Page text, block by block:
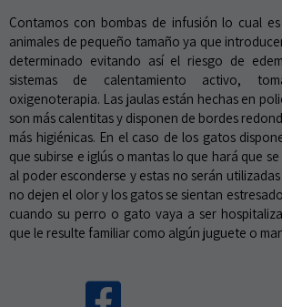
Contamos con bombas de infusión lo cual
animales de pequeño tamaño ya que
determinado evitando así el riesgo de
sistemas de calentamiento activo,
oxigenoterapia. Las jaulas están hechas en
son más calentitas y disponen de bordes
más higiénicas. En el caso de los gatos
que subirse e iglús o mantas lo que hará que
al poder esconderse y estas no serán
no dejen el olor y los gatos se sientan
cuando su perro o gato vaya a ser
que le resulte familiar como algún juguete o